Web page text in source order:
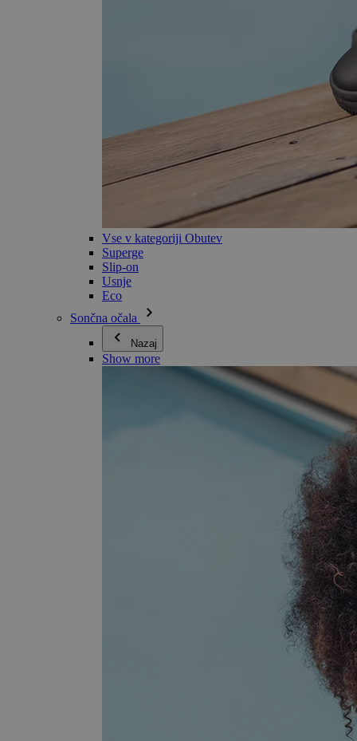
Vse v kategoriji Obutev
Superge
Slip-on
Usnje
Eco
Sončna očala
Nazaj
Show more